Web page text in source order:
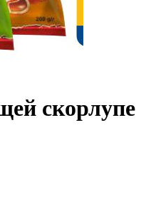
скорлупе